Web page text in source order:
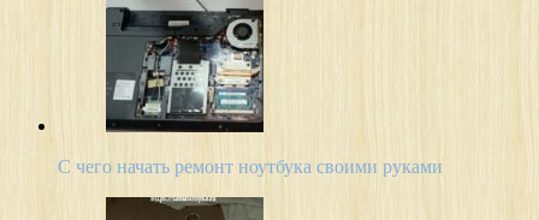
С чего начать ремонт ноутбука своими руками